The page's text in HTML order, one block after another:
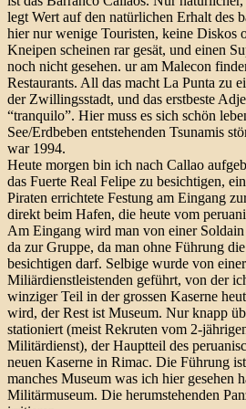
legt Wert auf den natürlichen Erhalt des
hier nur wenige Touristen, keine Diskos
Kneipen scheinen rar gesät, und einen
noch nicht gesehen. ur am Malecon
Restaurants. All das macht La Punta zu
der Zwillingsstadt, und das erstbeste
“tranquilo”. Hier muss es sich schön
See/Erdbeben entstehenden Tsunamis
war 1994.
Heute morgen bin ich nach Callao
das Fuerte Real Felipe zu besichtigen,
Piraten errichtete Festung am Eingang
direkt beim Hafen, die heute vom
Am Eingang wird man von einer
da zur Gruppe, da man ohne Führung
besichtigen darf. Selbige wurde von
Miliärdienstleistenden geführt, von der
winziger Teil in der grossen Kaserne
wird, der Rest ist Museum. Nur knapp
stationiert (meist Rekruten vom 2-
Militärdienst), der Hauptteil des
neuen Kaserne in Rimac. Die Führung
manches Museum was ich hier gesehen
Militärmuseum. Die herumstehenden